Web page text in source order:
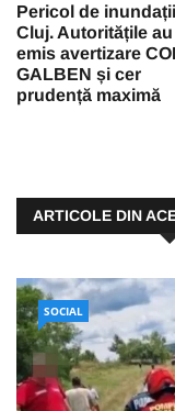
Pericol de
Cluj. Autoritățile au
emis avertizare
GALBEN și cer
prudență maximă
ARTICOLE DIN
SOCIAL